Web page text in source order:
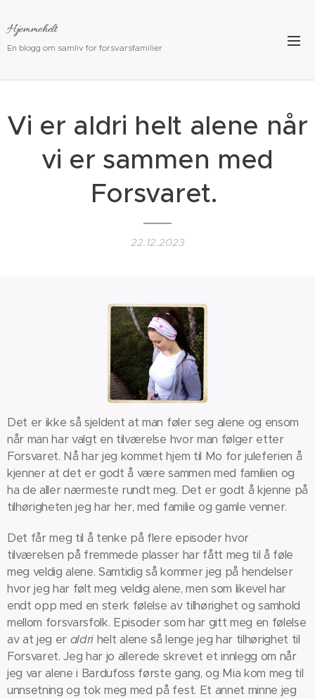
Hjemmehelt
En blogg om samliv for forsvarsfamilier
Vi er aldri helt alene når
vi er sammen med
Forsvaret.
22.12.2023
Det er ikke så sjeldent at man føler seg alene og ensom
når man har valgt en tilværelse hvor man følger etter
Forsvaret. Nå har jeg kommet hjem til Mo for juleferien å
kjenner at det er godt å være sammen med familien og
ha de aller nærmeste rundt meg. Det er godt å kjenne på
tilhørigheten jeg har her, med familie og gamle venner.
Det får meg til å tenke på flere episoder hvor
tilværelsen på fremmede plasser har fått meg til å føle
meg veldig alene. Samtidig så kommer jeg på hendelser
hvor jeg har følt meg veldig alene, men som likevel har
endt opp med en sterk følelse av tilhørighet og samhold
mellom forsvarsfolk. Episoder som har gitt meg en følelse
av at jeg er aldri helt alene så lenge jeg har tilhørighet til
Forsvaret. Jeg har jo allerede skrevet et innlegg om når
jeg var alene i Bardufoss første gang, og Mia kom meg til
unnsetning og tok meg med på fest. Et annet minne jeg